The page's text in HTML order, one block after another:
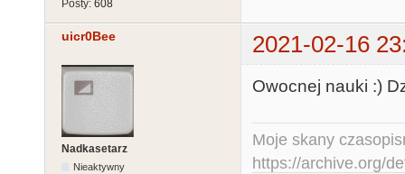
Posty: 608
uicr0Bee 2021-02-16
Nadkasetarz
Nieaktywny
Owocnej nauki :)
Moje skany
https://archive.org/